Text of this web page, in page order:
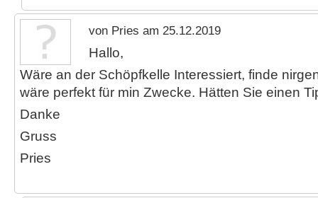
von Pries am 25.12.2019
Hallo,
Wäre an der Schöpfkelle Interessiert, finde
wäre perfekt für min Zwecke. Hätten Sie einen
Danke
Gruss
Pries